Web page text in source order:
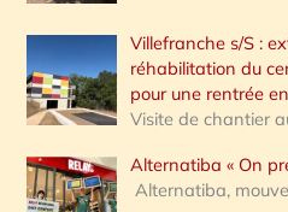
Villefranche s/S :
réhabilitation du
pour une rentrée
Visite de chantier
Alternatiba « On
Alternatiba,